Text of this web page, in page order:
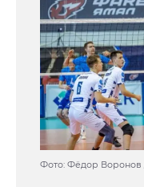
Фото: Фёдор Воронов